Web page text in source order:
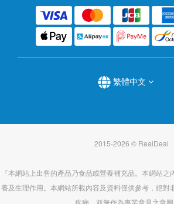
繁體中文
2015-2026 © RealDeal
『本網站上出售的產品乃食品或營養補充品。本網站
養及生理作用。本網站所載內容及資料僅供參考，絕對